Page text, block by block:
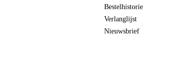
Bestelhistorie
Verlanglijst
Nieuwsbrief